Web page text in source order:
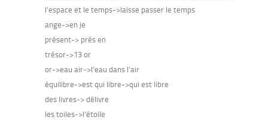
l’espace et le temps->laisse passer le temps
ange->en je
présent-> près en
trésor->13 or
or->eau air->l’eau dans l’air
équilibre->est qui libre->qui est libre
des livres-> délivre
les toiles->l’étoile